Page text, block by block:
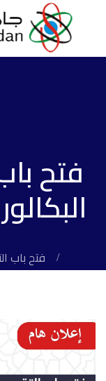
فتح
فتح باب